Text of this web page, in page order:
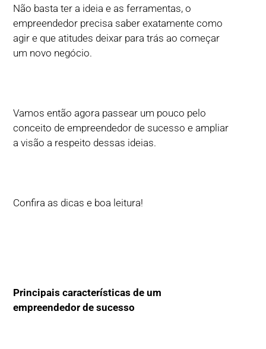
Não basta ter a ideia e as ferramentas, o
empreendedor precisa saber exatamente como
agir e que atitudes deixar para trás ao começar
um novo negócio.
Vamos então agora passear um pouco pelo
conceito de empreendedor de sucesso e ampliar
a visão a respeito dessas ideias.
Confira as dicas e boa leitura!
Principais características de um
empreendedor de sucesso